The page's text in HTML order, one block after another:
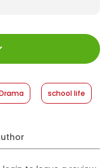
985-0
school life